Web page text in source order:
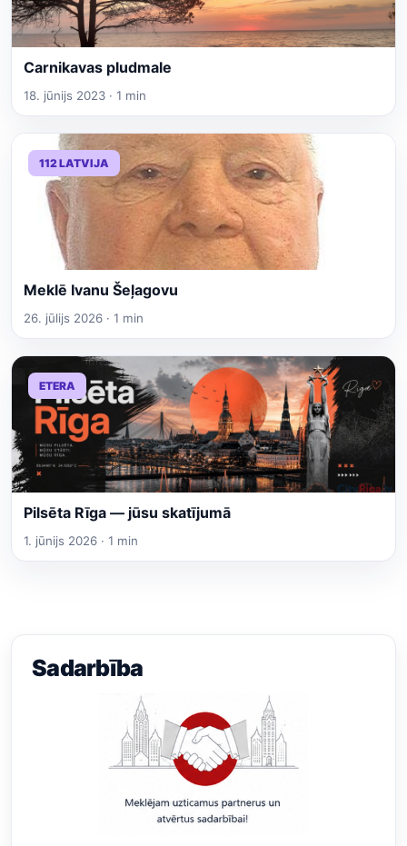
Carnikavas pludmale
18. jūnijs 2023 · 1 min
112 LATVIJA
Meklē Ivanu Šeļagovu
26. jūlijs 2026 · 1 min
ETERA
Pilsēta Rīga — jūsu skatījumā
1. jūnijs 2026 · 1 min
Sadarbība